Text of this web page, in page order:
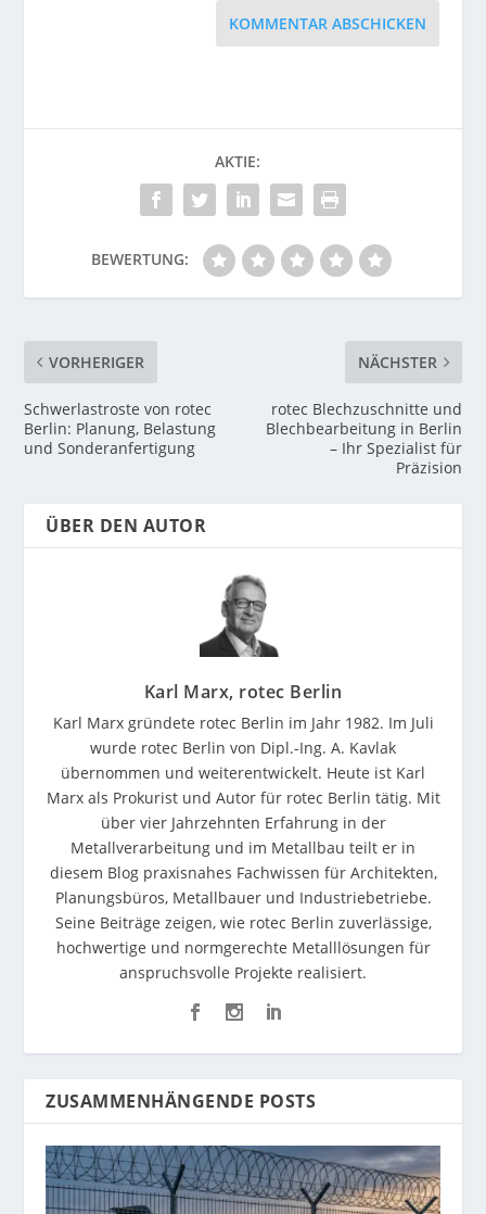
KOMMENTAR ABSCHICKEN
AKTIE:
BEWERTUNG:
VORHERIGER
Schwerlastroste von rotec
Berlin: Planung, Belastung
und Sonderanfertigung
NÄCHSTER
rotec Blechzuschnitte und
Blechbearbeitung in Berlin
– Ihr Spezialist für
Präzision
ÜBER DEN AUTOR
Karl Marx, rotec Berlin
Karl Marx gründete rotec Berlin im Jahr 1982. Im Juli
wurde rotec Berlin von Dipl.-Ing. A. Kavlak
übernommen und weiterentwickelt. Heute ist Karl
Marx als Prokurist und Autor für rotec Berlin tätig. Mit
über vier Jahrzehnten Erfahrung in der
Metallverarbeitung und im Metallbau teilt er in
diesem Blog praxisnahes Fachwissen für Architekten,
Planungsbüros, Metallbauer und Industriebetriebe.
Seine Beiträge zeigen, wie rotec Berlin zuverlässige,
hochwertige und normgerechte Metalllösungen für
anspruchsvolle Projekte realisiert.
ZUSAMMENHÄNGENDE POSTS